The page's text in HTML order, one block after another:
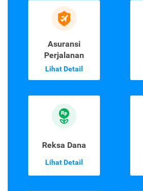
Asuransi
Perjalanan
Lihat Detail
Reksa Dana
Lihat Detail